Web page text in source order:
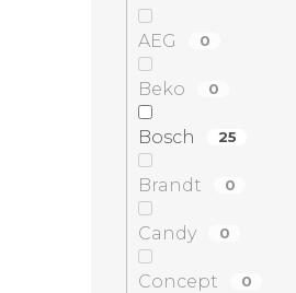
AEG 0
Beko 0
Bosch 25
Brandt 0
Candy 0
Concept 0